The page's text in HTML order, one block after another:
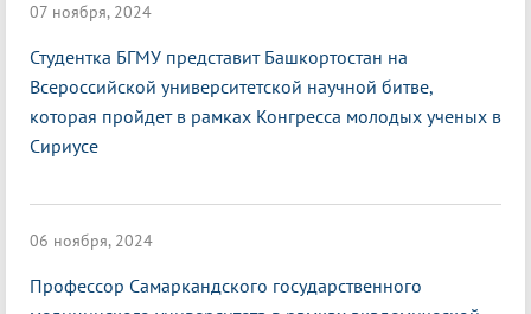
07 ноября, 2024
Студентка БГМУ представит Башкортостан на
Всероссийской университетской научной битве,
которая пройдет в рамках Конгресса молодых ученых в
Сириусе
06 ноября, 2024
Профессор Самаркандского государственного